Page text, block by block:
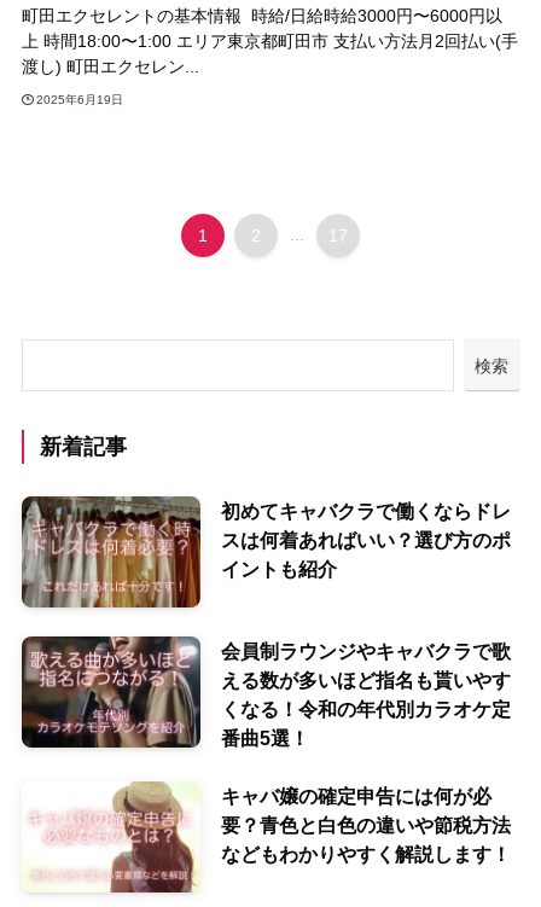
町田エクセレントの基本情報 時給/日給時給3000円〜6000円以
上 時間18:00〜1:00 エリア東京都町田市 支払い方法月2回払い(手
渡し) 町田エクセレン...
2025年6月19日
1 2 17
検索
新着記事
初めてキャバクラで働くならドレ
スは何着あればいい？選び方のポ
イントも紹介
会員制ラウンジやキャバクラで歌
える数が多いほど指名も貰いやす
くなる！令和の年代別カラオケ定
番曲5選！
キャバ嬢の確定申告には何が必
要？青色と白色の違いや節税方法
などもわかりやすく解説します！